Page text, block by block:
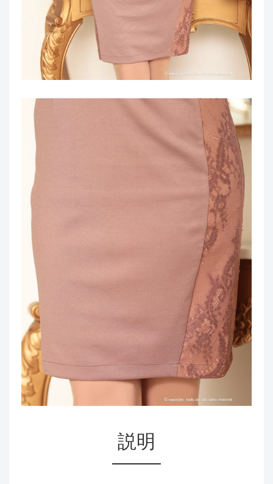
説明